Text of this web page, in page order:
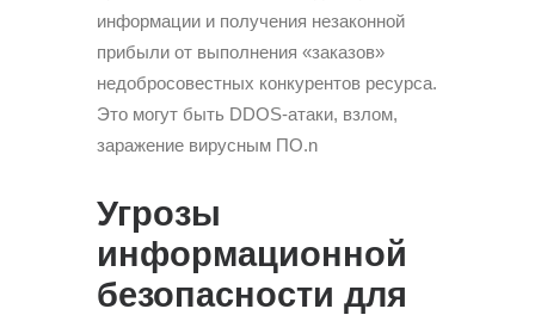
информации и получения незаконной
прибыли от выполнения «заказов»
недобросовестных конкурентов ресурса.
Это могут быть DDOS-атаки, взлом,
заражение вирусным ПО.n
Угрозы
информационной
безопасности для